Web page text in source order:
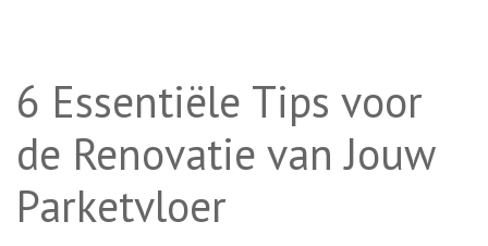
6 Essentiële Tips voor
de Renovatie van Jouw
Parketvloer